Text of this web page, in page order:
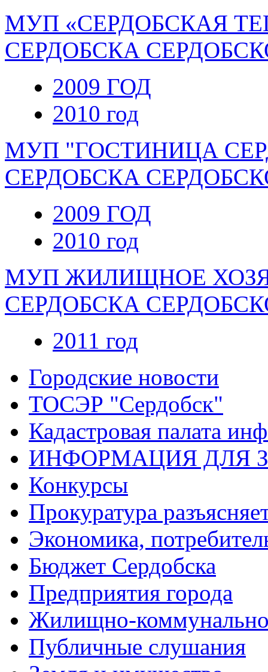
МУП «СЕРДОБСКАЯ
СЕРДОБСКА
2009 ГОД
2010 год
МУП "ГОСТИНИЦА
СЕРДОБСКА
2009 ГОД
2010 год
МУП ЖИЛИЩНОЕ
СЕРДОБСКА
2011 год
Городские новости
ТОСЭР "Сердобск"
Кадастровая палата
ИНФОРМАЦИЯ ДЛЯ
Конкурсы
Прокуратура
Экономика,
Бюджет Сердобска
Предприятия города
Жилищно-
Публичные слушания